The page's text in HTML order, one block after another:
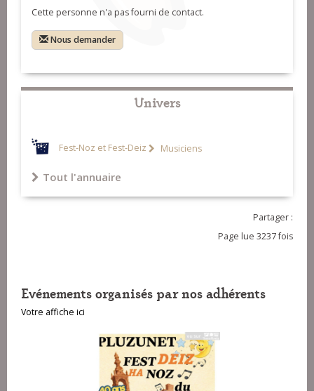
Cette personne n'a pas fourni de contact.
Nous demander
Univers
Fest-Noz et Fest-Deiz Musiciens
Tout l'annuaire
Partager :
Page lue 3237 fois
Evénements organisés par nos adhérents
Votre affiche ici